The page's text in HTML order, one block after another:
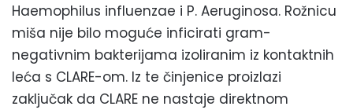
Haemophilus influenzae i P. Aeruginosa. Rožnicu
miša nije bilo moguće inficirati gram-
negativnim bakterijama izoliranim iz kontaktnih
leća s CLARE-om. Iz te činjenice proizlazi
zaključak da CLARE ne nastaje direktnom